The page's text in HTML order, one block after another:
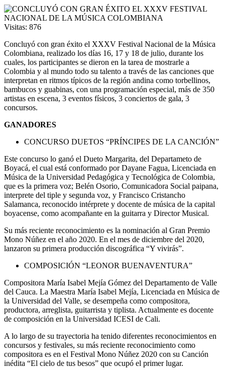
Visitas: 876
Concluyó con gran éxito el XXXV Festival Nacional de la Música
Colombiana, realizado los días 16, 17 y 18 de julio, durante los
cuales, los participantes se dieron en la tarea de mostrarle a
Colombia y al mundo todo su talento a través de las canciones que
interpretan en ritmos típicos de la región andina como torbellinos,
bambucos y guabinas, con una programación especial, más de 350
artistas en escena, 3 eventos físicos, 3 conciertos de gala, 3
concursos.
GANADORES
CONCURSO DUETOS “PRÍNCIPES DE LA CANCIÓN”
Este concurso lo ganó el Dueto Margarita, del Departameto de
Boyacá, el cual está conformado por Dayane Fagua, Licenciada en
Música de la Universidad Pedagógica y Tecnológica de Colombia,
que es la primera voz; Belén Osorio, Comunicadora Social paipana,
interprete del tiple y segunda voz, y Francisco Cristancho
Salamanca, reconocido intérprete y docente de música de la capital
boyacense, como acompañante en la guitarra y Director Musical.
Su más reciente reconocimiento es la nominación al Gran Premio
Mono Núñez en el año 2020. En el mes de diciembre del 2020,
lanzaron su primera producción discográfica “Y vivirás”.
COMPOSICIÓN “LEONOR BUENAVENTURA”
Compositora María Isabel Mejía Gómez del Departamento de Valle
del Cauca. La Maestra María Isabel Mejía, Licenciada en Música de
la Universidad del Valle, se desempeña como compositora,
productora, arreglista, guitarrista y tiplista. Actualmente es docente
de composición en la Universidad ICESI de Cali.
A lo largo de su trayectoria ha tenido diferentes reconocimientos en
concursos y festivales, su más reciente reconocimiento como
compositora es en el Festival Mono Núñez 2020 con su Canción
inédita “El cielo de tus besos” que ocupó el primer lugar.